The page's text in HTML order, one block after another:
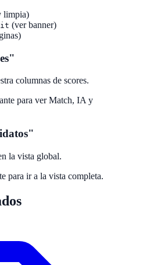
limpia)
(ver banner)
columnas de scores.
para ver Match, IA y
la vista global.
para ir a la vista completa.